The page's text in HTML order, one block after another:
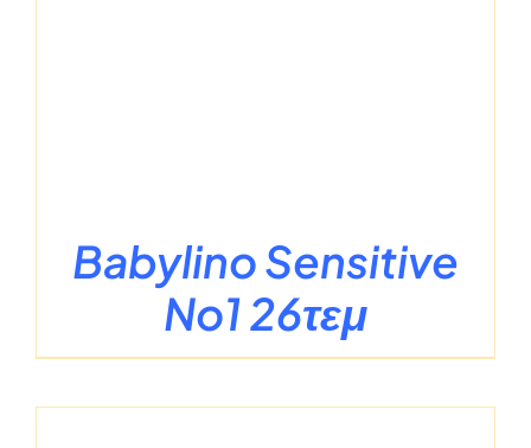
Babylino Sensitive
No1 26τεμ